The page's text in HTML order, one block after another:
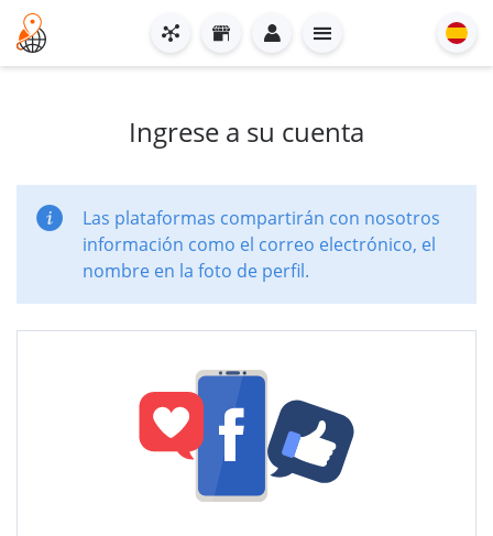
Ingrese a su cuenta
Las plataformas compartirán con nosotros
información como el correo electrónico, el
nombre en la foto de perfil.